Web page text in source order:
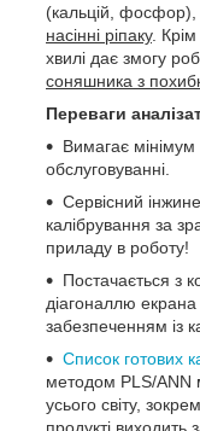
(кальцій, фосфор),
насінні ріпаку.
хвилі дає змогу
соняшника з
Переваги
Вимагає
обслуговуванні.
Сервісний
калібрування за
приладу в роботу!
Постачається з
діагоналлю
забезпеченням із
Список готових
методом PLS/ANN
усього світу,
продукті виходить